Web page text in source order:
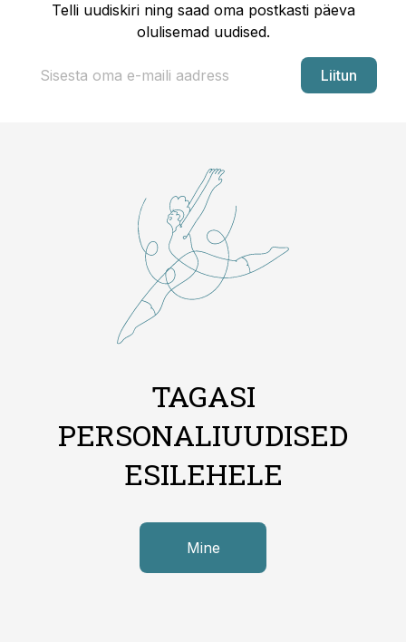
Telli uudiskiri ning saad oma postkasti päeva
olulisemad uudised.
Liitun
TAGASI
PERSONALIUUDISED
ESILEHELE
Mine